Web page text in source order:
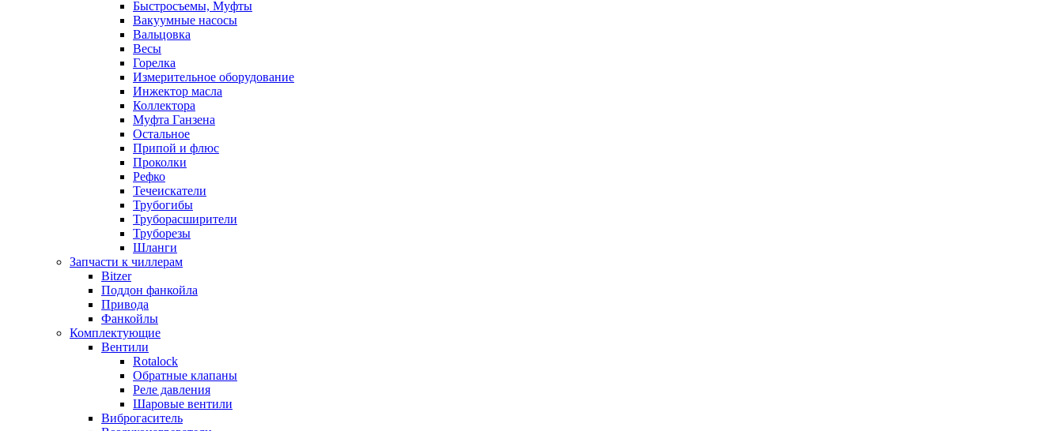
Быстросъемы, Муфты
Вакуумные насосы
Вальцовка
Весы
Горелка
Измерительное оборудование
Инжектор масла
Коллектора
Муфта Ганзена
Остальное
Припой и флюс
Проколки
Рефко
Течеискатели
Трубогибы
Труборасширители
Труборезы
Шланги
Запчасти к чиллерам
Bitzer
Поддон фанкойла
Привода
Фанкойлы
Комплектующие
Вентили
Rotalock
Обратные клапаны
Реле давления
Шаровые вентили
Виброгаситель